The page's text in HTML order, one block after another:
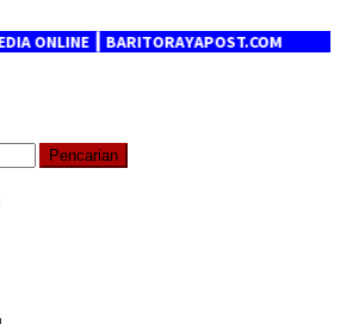
┃ BARITORAYAPOST.COM
Pencarian